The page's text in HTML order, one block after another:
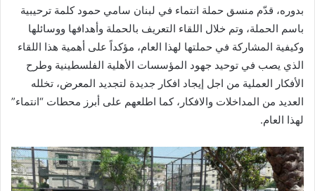
بدوره، قدّم منسق حملة انتماء في لبنان سامي حمود كلمة ترحيبية
باسم الحملة، وتم خلال اللقاء التعريف بالحملة وأهدافها ووسائلها
وكيفية المشاركة في حملتها لهذا العام، مؤكداً على أهمية هذا اللقاء
الذي يصب في توحيد جهود المؤسسات الأهلية الفلسطينية وطرح
الأفكار العملية من اجل إيجاد افكار جديدة لتجديد المعرض، تخلله
العديد من المداخلات والافكار، كما اطلعهم على أبرز محطات “انتماء”
لهذا العام.